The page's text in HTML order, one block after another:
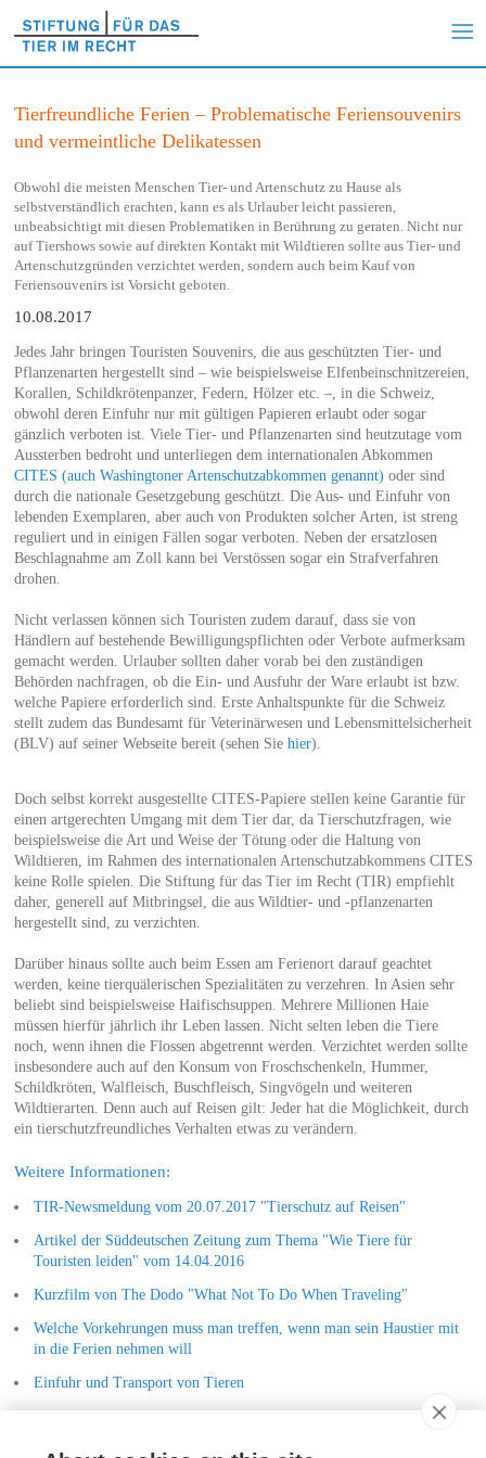
Tierfreundliche Ferien – Problematische Feriensouvenirs
und vermeintliche Delikatessen
Obwohl die meisten Menschen Tier- und Artenschutz zu Hause als
selbstverständlich erachten, kann es als Urlauber leicht passieren,
unbeabsichtigt mit diesen Problematiken in Berührung zu geraten. Nicht nur
auf Tiershows sowie auf direkten Kontakt mit Wildtieren sollte aus Tier- und
Artenschutzgründen verzichtet werden, sondern auch beim Kauf von
Feriensouvenirs ist Vorsicht geboten.
10.08.2017
Jedes Jahr bringen Touristen Souvenirs, die aus geschützten Tier- und
Pflanzenarten hergestellt sind – wie beispielsweise Elfenbeinschnitzereien,
Korallen, Schildkrötenpanzer, Federn, Hölzer etc. –, in die Schweiz,
obwohl deren Einfuhr nur mit gültigen Papieren erlaubt oder sogar
gänzlich verboten ist. Viele Tier- und Pflanzenarten sind heutzutage vom
Aussterben bedroht und unterliegen dem internationalen Abkommen
CITES (auch Washingtoner Artenschutzabkommen genannt) oder sind
durch die nationale Gesetzgebung geschützt. Die Aus- und Einfuhr von
lebenden Exemplaren, aber auch von Produkten solcher Arten, ist streng
reguliert und in einigen Fällen sogar verboten. Neben der ersatzlosen
Beschlagnahme am Zoll kann bei Verstössen sogar ein Strafverfahren
drohen.
Nicht verlassen können sich Touristen zudem darauf, dass sie von
Händlern auf bestehende Bewilligungspflichten oder Verbote aufmerksam
gemacht werden. Urlauber sollten daher vorab bei den zuständigen
Behörden nachfragen, ob die Ein- und Ausfuhr der Ware erlaubt ist bzw.
welche Papiere erforderlich sind. Erste Anhaltspunkte für die Schweiz
stellt zudem das Bundesamt für Veterinärwesen und Lebensmittelsicherheit
(BLV) auf seiner Webseite bereit (sehen Sie hier).
Doch selbst korrekt ausgestellte CITES-Papiere stellen keine Garantie für
einen artgerechten Umgang mit dem Tier dar, da Tierschutzfragen, wie
beispielsweise die Art und Weise der Tötung oder die Haltung von
Wildtieren, im Rahmen des internationalen Artenschutzabkommens CITES
keine Rolle spielen. Die Stiftung für das Tier im Recht (TIR) empfiehlt
daher, generell auf Mitbringsel, die aus Wildtier- und -pflanzenarten
hergestellt sind, zu verzichten.
Darüber hinaus sollte auch beim Essen am Ferienort darauf geachtet
werden, keine tierquälerischen Spezialitäten zu verzehren. In Asien sehr
beliebt sind beispielsweise Haifischsuppen. Mehrere Millionen Haie
müssen hierfür jährlich ihr Leben lassen. Nicht selten leben die Tiere
noch, wenn ihnen die Flossen abgetrennt werden. Verzichtet werden sollte
insbesondere auch auf den Konsum von Froschschenkeln, Hummer,
Schildkröten, Walfleisch, Buschfleisch, Singvögeln und weiteren
Wildtierarten. Denn auch auf Reisen gilt: Jeder hat die Möglichkeit, durch
ein tierschutzfreundliches Verhalten etwas zu verändern.
Weitere Informationen:
TIR-Newsmeldung vom 20.07.2017 "Tierschutz auf Reisen"
Artikel der Süddeutschen Zeitung zum Thema "Wie Tiere für
Touristen leiden" vom 14.04.2016
Kurzfilm von The Dodo "What Not To Do When Traveling"
Welche Vorkehrungen muss man treffen, wenn man sein Haustier mit
in die Ferien nehmen will
Einfuhr und Transport von Tieren
Sommerferien: Traurige Hochsaison für ausgesetzte Tiere